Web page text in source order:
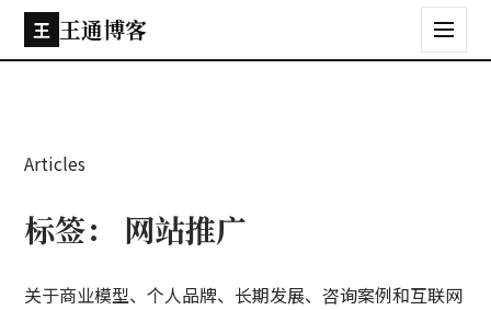
王 王通博客
Articles
标签： 网站推广
关于商业模型、个人品牌、长期发展、咨询案例和互联网